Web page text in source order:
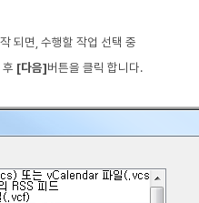
되면, 수행할 작업 선택 중
후 [다음]버튼을 클릭 합니다.